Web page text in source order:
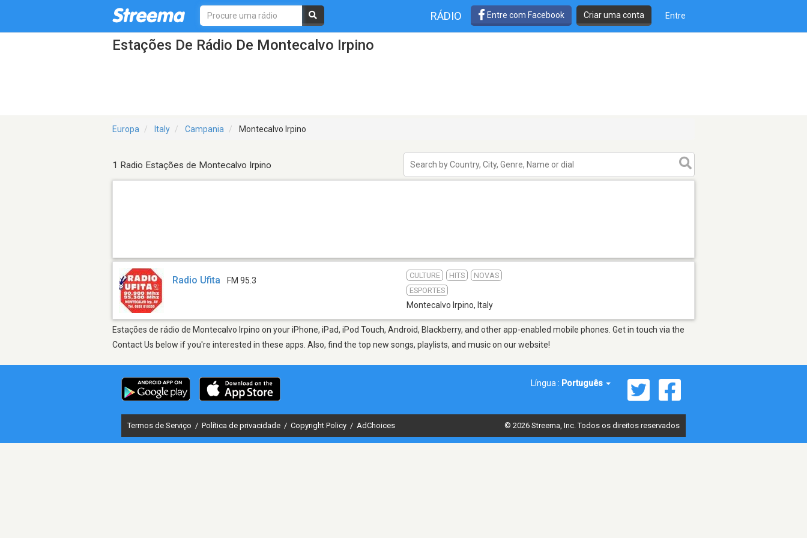
RÁDIO Entre com Facebook Criar uma conta Entre
Estações De Rádio De Montecalvo Irpino
Europa Italy Campania Montecalvo Irpino
1 Radio Estações de Montecalvo Irpino
Radio Ufita FM 95.3
CULTURE HITS
NOVAS
ESPORTES
Montecalvo Irpino, Italy
Estações de rádio de Montecalvo Irpino on your iPhone, iPad, iPod Touch, Android, Blackberry, and other app-enabled mobile phones. Get in touch via the
Contact Us below if you're interested in these apps. Also, find the top new songs, playlists, and music on our website!
Língua : Português
Termos de Serviço / Política de privacidade / Copyright Policy / AdChoices © 2026 Streema, Inc. Todos os direitos reservados